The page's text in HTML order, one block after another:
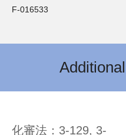
F-016533
化審法：3-129, 3-